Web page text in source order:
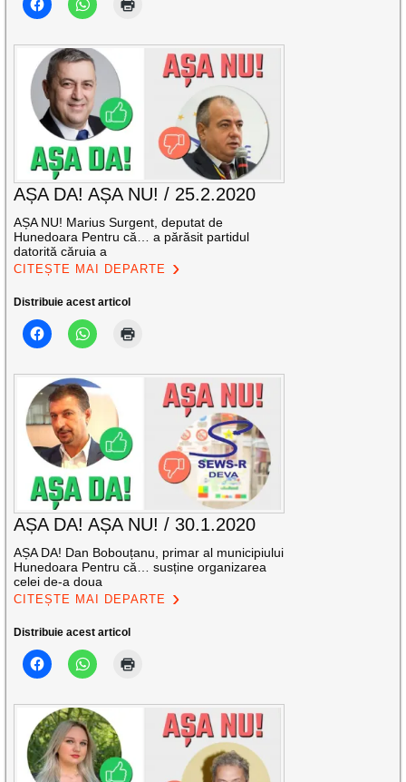
AȘA DA! AȘA NU! / 25.2.2020
AȘA NU! Marius Surgent, deputat de
Hunedoara Pentru că… a părăsit partidul
datorită căruia a
CITEȘTE MAI DEPARTE
Distribuie acest articol
AȘA DA! AȘA NU! / 30.1.2020
AȘA DA! Dan Bobouțanu, primar al municipiului
Hunedoara Pentru că… susține organizarea
celei de-a doua
CITEȘTE MAI DEPARTE
Distribuie acest articol